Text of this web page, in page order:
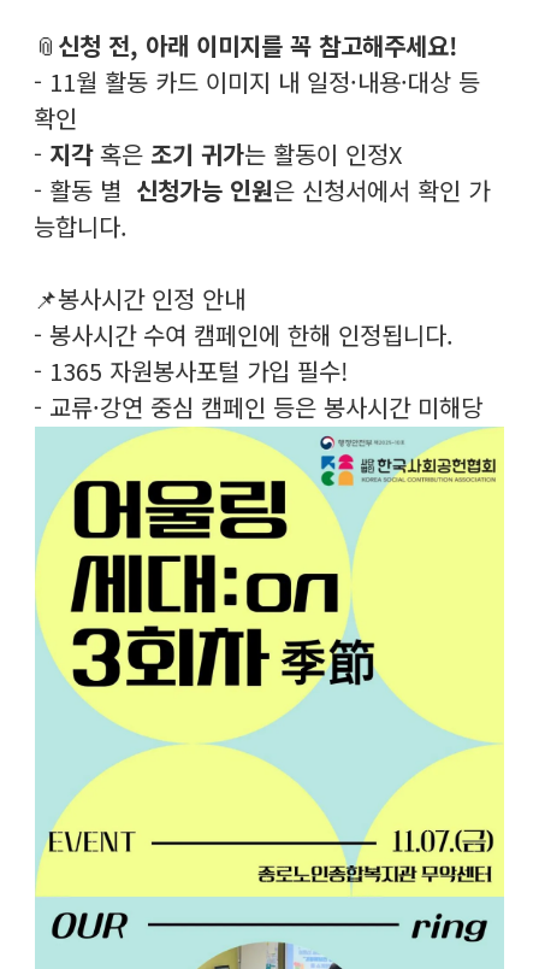
📎 신청 전, 아래 이미지를 꼭 참고해주세요!
- 11월 활동 카드 이미지 내 일정·내용·대상 등
확인
- 지각혹은 조기 귀가는 활동이 인정X
- 활동 별 신청가능 인원은 신청서에서 확인 가
능합니다.
📌봉사시간 인정 안내
- 봉사시간 수여 캠페인에 한해 인정됩니다.
- 1365 자원봉사포털 가입 필수!
- 교류·강연 중심 캠페인 등은 봉사시간 미해당